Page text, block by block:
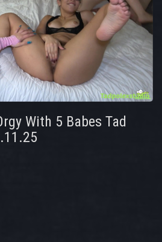
With 5 Babes Tad